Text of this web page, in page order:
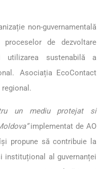
non-guvernamentală
de dezvoltare
utilizarea sustenabilă a
Asociația EcoContact
un mediu protejat si
implementat de AO
propune să contribuie la
instituțional al guvernanței